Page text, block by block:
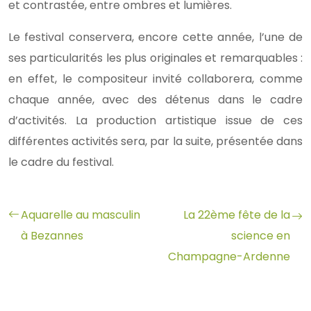
et contrastée, entre ombres et lumières.
Le festival conservera, encore cette année, l’une de
ses particularités les plus originales et remarquables :
en effet, le compositeur invité collaborera, comme
chaque année, avec des détenus dans le cadre
d’activités. La production artistique issue de ces
différentes activités sera, par la suite, présentée dans
le cadre du festival.
Aquarelle au masculin
à Bezannes
La 22ème fête de la
science en
Champagne-Ardenne